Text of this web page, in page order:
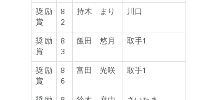
奨励
賞
8
2
持木 まり 川口
奨励
賞
8
3
飯田 悠月 取手1
奨励
賞
8
6
富田 光咲 取手1